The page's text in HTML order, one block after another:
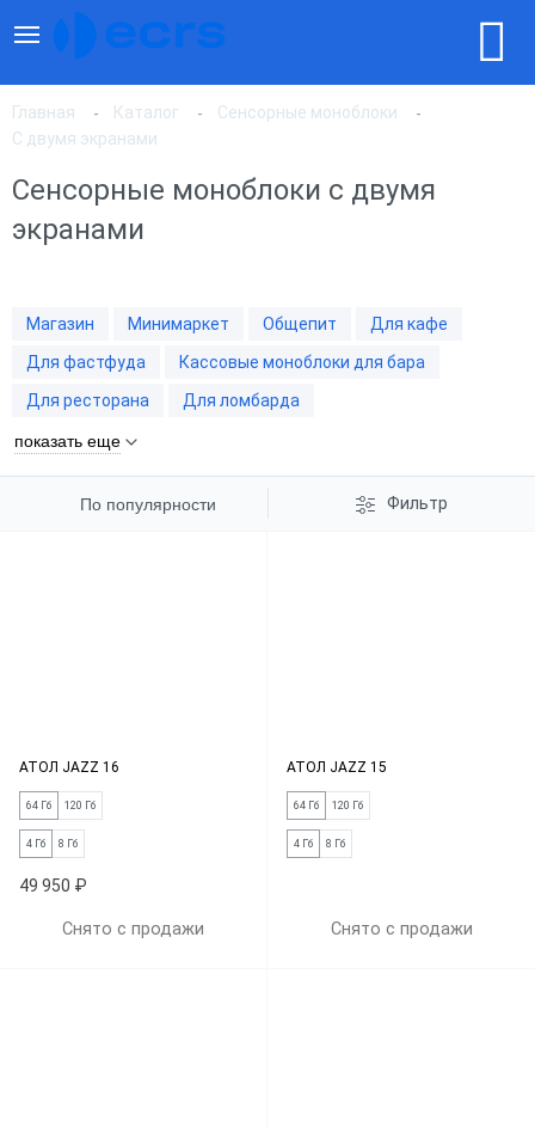
Главная Каталог
Сенсорные моноблоки
С двумя экранами
Сенсорные моноблоки с двумя
экранами
Магазин Минимаркет Общепит
Для кафе
Для фастфуда
Кассовые моноблоки для бара
Для ресторана
Для ломбарда
показать еще
По популярности Фильтр
По популярности
По цене, по убыванию
АТОЛ JAZZ 16
64 Гб 120 Гб
4 Гб 8 Гб
49 950 ₽
Снято с продажи
АТОЛ JAZZ 15
64 Гб 120 Гб
4 Гб 8 Гб
Снято с продажи